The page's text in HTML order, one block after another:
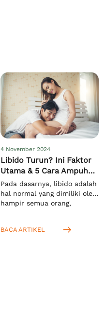
4 November 2024
Libido Turun? Ini Faktor
Utama & 5 Cara Ampuh
Meningkatkannya
Pada dasarnya, libido adalah
hal normal yang dimiliki oleh
hampir semua orang,
Menurut KBBI, istilah ini
BACA ARTIKEL